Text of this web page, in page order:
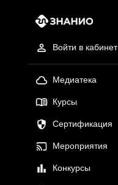
Войти в кабинет
Медиатека
Курсы
Сертификация
Мероприятия
Конкурсы